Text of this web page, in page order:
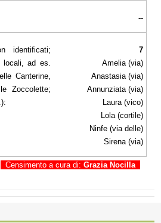
--
identificati;
locali, ad es.
Canterine,
Zoccolette;
7
Amelia (via)
Anastasia (via)
Annunziata (via)
Laura (vico)
Lola (cortile)
Ninfe (via delle)
Sirena (via)
Censimento a cura di: Grazia Nocilla